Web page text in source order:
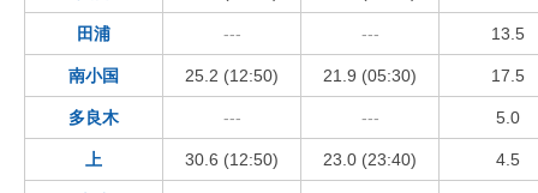
田浦 --- --- 13.5
南小国 25.2 (12:50) 21.9 (05:30) 17.5
多良木 --- --- 5.0
上 30.6 (12:50) 23.0 (23:40) 4.5